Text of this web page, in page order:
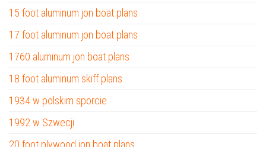
15 foot aluminum jon boat plans
17 foot aluminum jon boat plans
1760 aluminum jon boat plans
18 foot aluminum skiff plans
1934 w polskim sporcie
1992 w Szwecji
20 foot plywood jon boat plans